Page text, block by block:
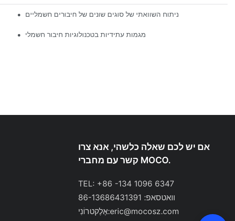
ניתוח השוואתי של סוגים שונים של חיבורים חשמליים
מגמות עתידיות בטכנולוגיות חיבור חשמלי
אם יש לכם שאלה כלשהי, אנא צרו
קשר עם מחברי MOCO.
TEL: +86 -134 1096 6347
וואטסאפ: 86-13686431391
אֶלֶקטרוֹנִי:eric@mocosz.com